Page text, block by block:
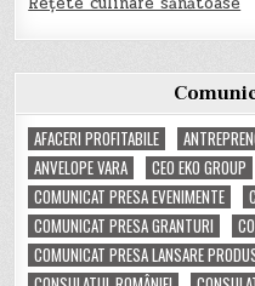
AFACERI PROFITABILE
ANVELOPE VARA
CEO EKO GROUP
COMUNICAT PRESA EVENIMENTE
COMUNICAT PRESA GRANTURI
COMUNICAT PRESA LANSARE